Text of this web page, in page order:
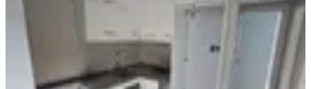
85 m² 2. Kat 02.08.2026
4.275.000 ₺